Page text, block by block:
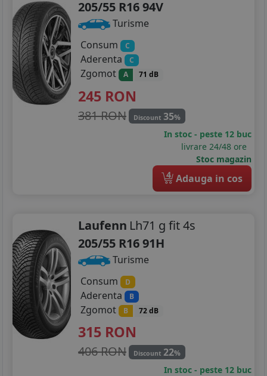
205/55 R16 94V
Turisme
Consum
C
Aderenta C
Zgomot A 71 dB
245 RON
381 RON Discount 35%
In stoc - peste 12 buc
livrare 24/48 ore
Stoc magazin
4 Adauga in cos
Laufenn Lh71 g fit 4s
205/55 R16 91H
Turisme
Consum
D
Aderenta B
Zgomot B 72 dB
315 RON
406 RON Discount 22%
In stoc - peste 12 buc